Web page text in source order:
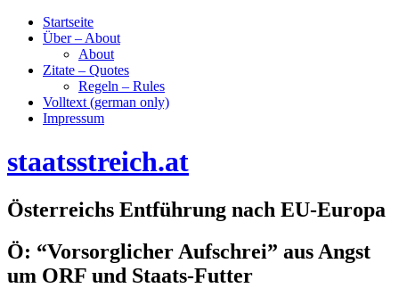
Startseite
Über – About
About
Zitate – Quotes
Regeln – Rules
Volltext (german only)
Impressum
staatsstreich.at
Österreichs Entführung nach EU-Europa
Ö: “Vorsorglicher Aufschrei” aus Angst
um ORF und Staats-Futter